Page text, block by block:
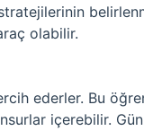
olabilir.
ederler. Bu
içerebilir.